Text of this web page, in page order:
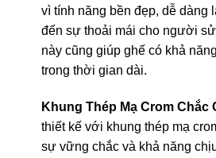
vì tính năng bền đẹp, dễ dàng
đến sự thoải mái cho người
này cũng giúp ghế có khả
trong thời gian dài.
Khung Thép Mạ Crom Chắc
thiết kế với khung thép mạ
sự vững chắc và khả năng